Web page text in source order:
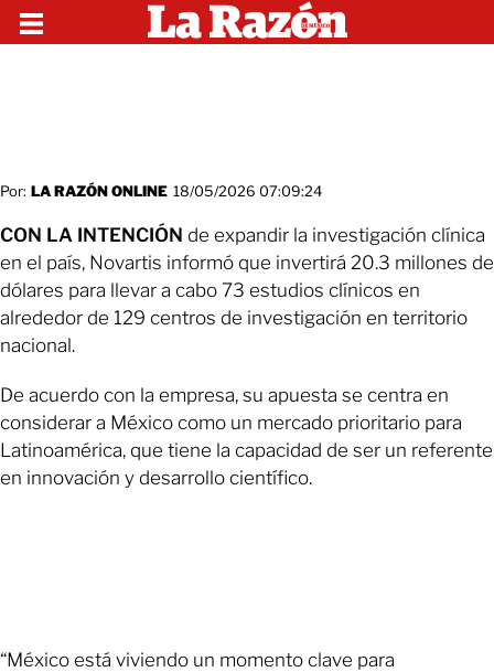
Por: LA RAZÓN ONLINE 18/05/2026 07:09:24
CON LA INTENCIÓN de expandir la investigación clínica
en el país, Novartis informó que invertirá 20.3 millones de
dólares para llevar a cabo 73 estudios clínicos en
alrededor de 129 centros de investigación en territorio
nacional.
De acuerdo con la empresa, su apuesta se centra en
considerar a México como un mercado prioritario para
Latinoamérica, que tiene la capacidad de ser un referente
en innovación y desarrollo científico.
“México está viviendo un momento clave para